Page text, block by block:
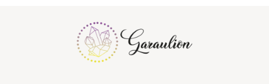
Les
options